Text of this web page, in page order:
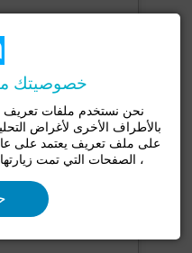
خصوصيتك
نحن نستخدم ملفات تعريف
بالأطراف الأخرى لأغراض
على ملف تعريف يعتمد على
، الصفحات التي تمت